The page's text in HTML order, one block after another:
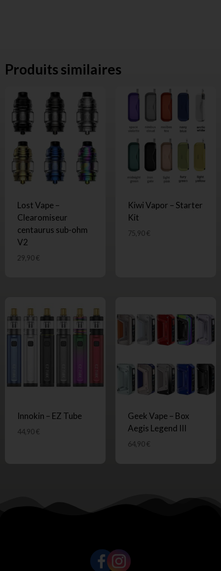
Produits similaires
Lost Vape –
Clearomiseur
centaurus sub-ohm
V2
29,90€
Kiwi Vapor – Starter
Kit
75,90€
Innokin – EZ Tube
44,90€
Geek Vape – Box
Aegis Legend III
64,90€